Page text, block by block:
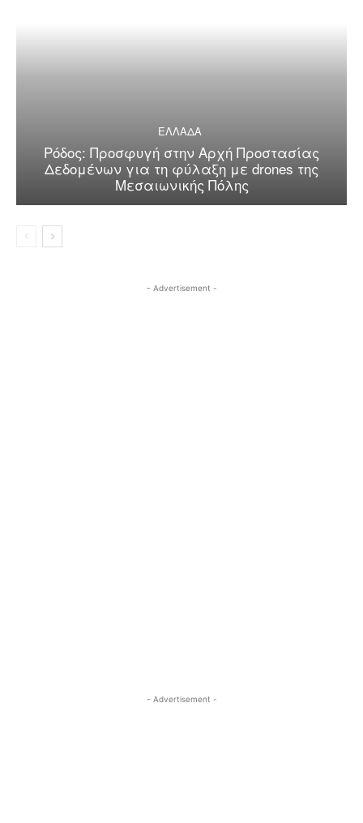
ΕΛΛΑΔΑ
Ρόδος: Προσφυγή στην Αρχή Προστασίας
Δεδομένων για τη φύλαξη με drones της
Μεσαιωνικής Πόλης
- Advertisement -
- Advertisement -